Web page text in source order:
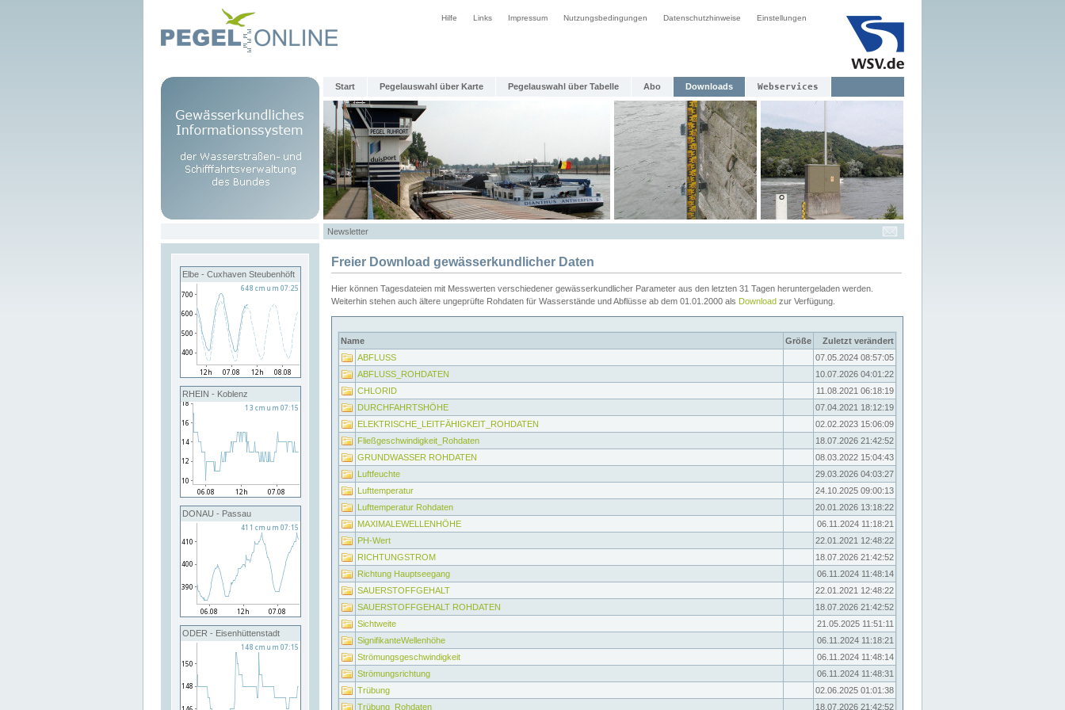
Hilfe Links Impressum Nutzungsbedingungen Datenschutzhinweise Einstellungen
Start Pegelauswahl über Karte Pegelauswahl über Tabelle Abo Downloads Webservices
Newsletter
Elbe - Cuxhaven Steubenhöft
RHEIN - Koblenz
DONAU - Passau
ODER - Eisenhüttenstadt
Freier Download gewässerkundlicher Daten
Hier können Tagesdateien mit Messwerten verschiedener gewässerkundlicher Parameter aus den letzten 31 Tagen heruntergeladen werden.
Weiterhin stehen auch ältere ungeprüfte Rohdaten für Wasserstände und Abflüsse ab dem 01.01.2000 als Download zur Verfügung.
Name Größe
Zuletzt verändert
ABFLUSS
07.05.2024 08:57:05
ABFLUSS_ROHDATEN
10.07.2026 04:01:22
CHLORID
11.08.2021 06:18:19
DURCHFAHRTSHÖHE
07.04.2021 18:12:19
ELEKTRISCHE_LEITFÄHIGKEIT_ROHDATEN
02.02.2023 15:06:09
Fließgeschwindigkeit_Rohdaten
18.07.2026 21:42:52
GRUNDWASSER ROHDATEN
08.03.2022 15:04:43
Luftfeuchte
29.03.2026 04:03:27
Lufttemperatur
24.10.2025 09:00:13
Lufttemperatur Rohdaten
20.01.2026 13:18:22
MAXIMALEWELLENHÖHE
06.11.2024 11:18:21
PH-Wert
22.01.2021 12:48:22
RICHTUNGSTROM
18.07.2026 21:42:52
Richtung Hauptseegang
06.11.2024 11:48:14
SAUERSTOFFGEHALT
22.01.2021 12:48:22
SAUERSTOFFGEHALT ROHDATEN
18.07.2026 21:42:52
Sichtweite
21.05.2025 11:51:11
SignifikanteWellenhöhe
06.11.2024 11:18:21
Strömungsgeschwindigkeit
06.11.2024 11:48:14
Strömungsrichtung
06.11.2024 11:48:31
Trübung
02.06.2025 01:01:38
Trübung_Rohdaten
18.07.2026 21:42:52